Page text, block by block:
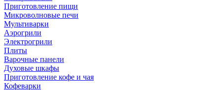
Приготовление пищи
Микроволновые печи
Мультиварки
Аэрогрили
Электрогрили
Плиты
Варочные панели
Духовые шкафы
Приготовление кофе и чая
Кофеварки